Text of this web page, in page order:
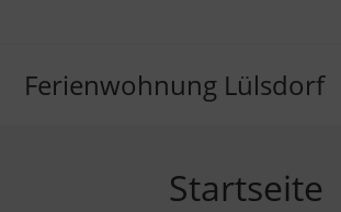
Ferienwohnung Lülsdorf
Startseite